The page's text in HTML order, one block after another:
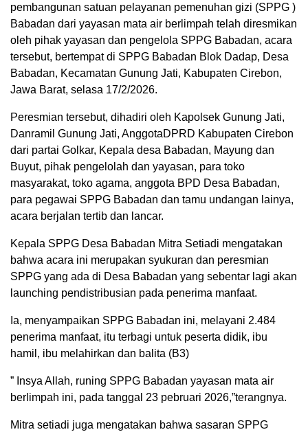
pembangunan satuan pelayanan pemenuhan gizi (SPPG )
Babadan dari yayasan mata air berlimpah telah diresmikan
oleh pihak yayasan dan pengelola SPPG Babadan, acara
tersebut, bertempat di SPPG Babadan Blok Dadap, Desa
Babadan, Kecamatan Gunung Jati, Kabupaten Cirebon,
Jawa Barat, selasa 17/2/2026.
Peresmian tersebut, dihadiri oleh Kapolsek Gunung Jati,
Danramil Gunung Jati, AnggotaDPRD Kabupaten Cirebon
dari partai Golkar, Kepala desa Babadan, Mayung dan
Buyut, pihak pengelolah dan yayasan, para toko
masyarakat, toko agama, anggota BPD Desa Babadan,
para pegawai SPPG Babadan dan tamu undangan lainya,
acara berjalan tertib dan lancar.
Kepala SPPG Desa Babadan Mitra Setiadi mengatakan
bahwa acara ini merupakan syukuran dan peresmian
SPPG yang ada di Desa Babadan yang sebentar lagi akan
launching pendistribusian pada penerima manfaat.
Ia, menyampaikan SPPG Babadan ini, melayani 2.484
penerima manfaat, itu terbagi untuk peserta didik, ibu
hamil, ibu melahirkan dan balita (B3)
” Insya Allah, runing SPPG Babadan yayasan mata air
berlimpah ini, pada tanggal 23 pebruari 2026,”terangnya.
Mitra setiadi juga mengatakan bahwa sasaran SPPG